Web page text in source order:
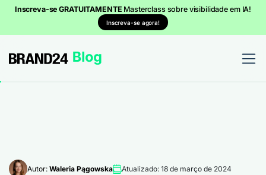
Inscreva-se GRATUITAMENTE Masterclass sobre visibilidade em IA!
Inscreva-se agora!
Autor: Waleria Pągowska
Atualizado: 18 de março de 2024